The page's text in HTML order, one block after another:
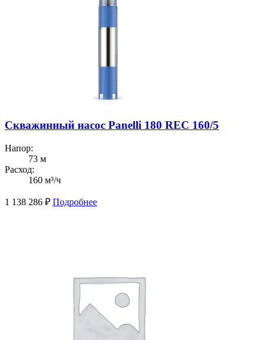
Скважинный насос Panelli 180 REC 160/5
Напор:
73 м
Расход:
160 м³/ч
1 138 286 ₽ Подробнее